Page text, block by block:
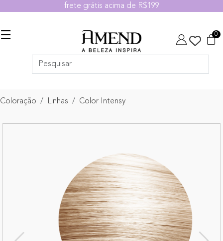
frete grátis acima de R$199
☰ 0
Coloração Linhas Color Intensy